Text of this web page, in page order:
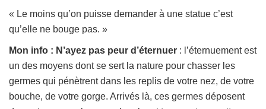
« Le moins qu’on puisse demander à une statue c’est
qu’elle ne bouge pas. »
Mon info : N’ayez pas peur d’éternuer : l’éternuement est
un des moyens dont se sert la nature pour chasser les
germes qui pénètrent dans les replis de votre nez, de votre
bouche, de votre gorge. Arrivés là, ces germes déposent